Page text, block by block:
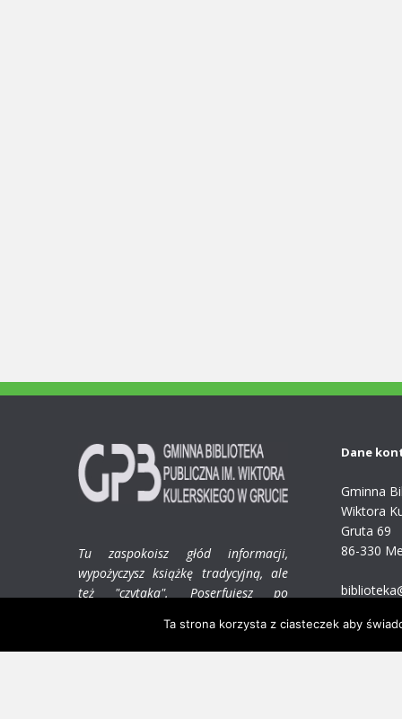
Tu zaspokoisz głód informacji,
wypożyczysz książkę tradycyjną, ale
też "czytaka". Poserfujesz po
co Cię interesuje!
Dane
Gminna
Wiktora
Gruta 69
86-330
Ta strona korzysta z ciasteczek aby